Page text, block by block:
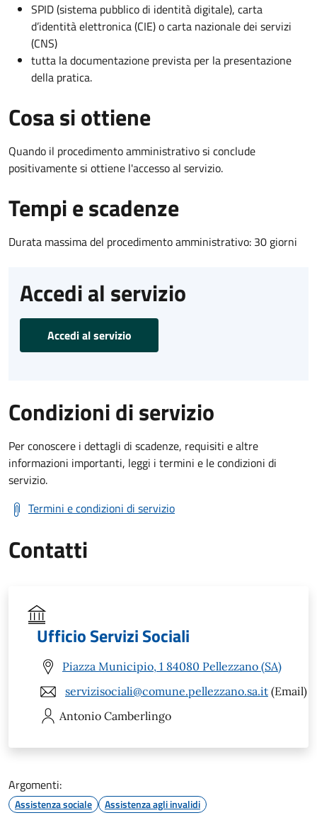
SPID (sistema pubblico di identità digitale), carta
d’identità elettronica (CIE) o carta nazionale dei servizi
(CNS)
tutta la documentazione prevista per la presentazione
della pratica.
Cosa si ottiene
Quando il procedimento amministrativo si conclude
positivamente si ottiene l'accesso al servizio.
Tempi e scadenze
Durata massima del procedimento amministrativo: 30 giorni
Accedi al servizio
Accedi al servizio
Condizioni di servizio
Per conoscere i dettagli di scadenze, requisiti e altre
informazioni importanti, leggi i termini e le condizioni di
servizio.
Termini e condizioni di servizio
Contatti
Ufficio Servizi Sociali
Piazza Municipio, 1 84080 Pellezzano (SA)
servizisociali@comune.pellezzano.sa.it (Email)
Antonio Camberlingo
Argomenti:
Assistenza sociale Assistenza agli invalidi